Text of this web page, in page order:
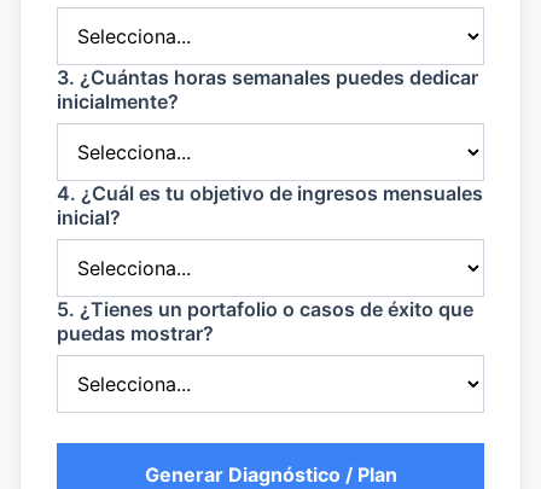
3. ¿Cuántas horas semanales puedes dedicar
inicialmente?
4. ¿Cuál es tu objetivo de ingresos mensuales
inicial?
5. ¿Tienes un portafolio o casos de éxito que
puedas mostrar?
Generar Diagnóstico / Plan